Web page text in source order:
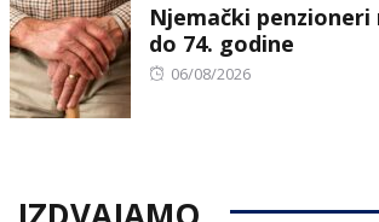
Njemački penzioneri
do 74. godine
Posted
06/08/2026